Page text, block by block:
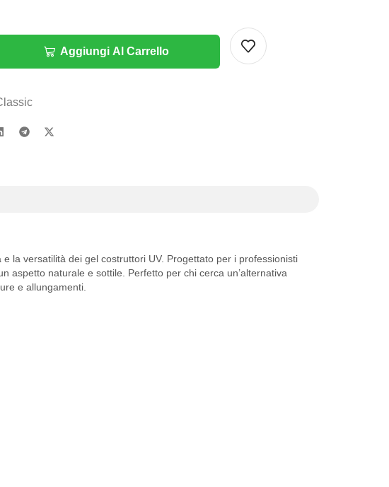
Aggiungi Al Carrello
la versatilità dei gel costruttori UV. Progettato per i professionisti
aspetto naturale e sottile. Perfetto per chi cerca un’alternativa
e allungamenti.